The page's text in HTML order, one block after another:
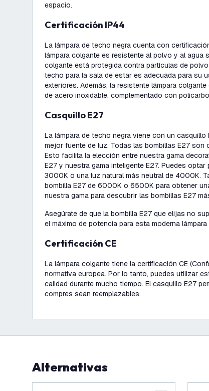
espacio.
Certificación IP44
La lámpara de techo negra cuenta con
lámpara colgante es resistente al polvo y al agua
colgante está protegida contra partículas de
techo para la sala de estar es adecuada para su
exteriores. Además, la resistente lámpara
de acero inoxidable, complementado con
Casquillo E27
La lámpara de techo negra viene con un casquillo
mejor fuente de luz. Todas las bombillas E27 son
Esto facilita la elección entre nuestra gama
E27 y nuestra gama inteligente E27. Puedes
3000K o una luz natural más neutral de 4000K.
bombilla E27 de 6000K o 6500K para obtener
nuestra gama para descubrir las bombillas E27
Asegúrate de que la bombilla E27 que elijas no
el máximo de potencia para esta moderna
Certificación CE
La lámpara colgante tiene la certificación CE
normativa europea. Por lo tanto, puedes utilizar
calidad durante mucho tiempo. El casquillo E27
compres sean reemplazables.
Alternativas